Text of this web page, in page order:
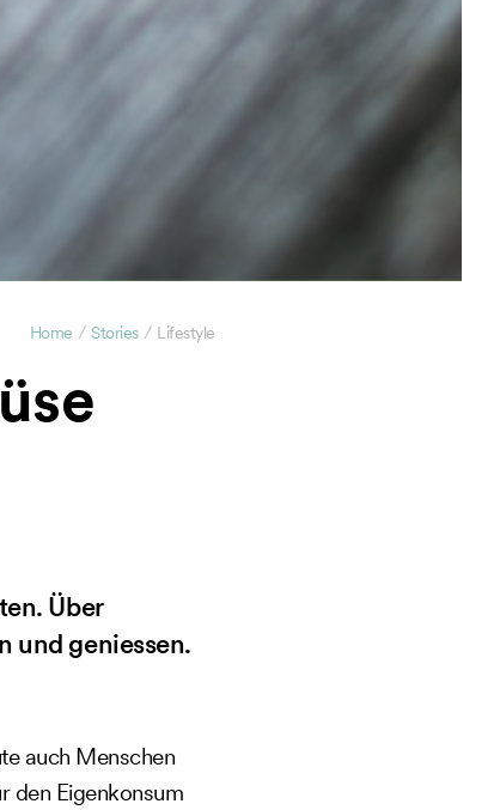
Home / Stories / Lifestyle
Über
und geniessen.
auch Menschen
den Eigenkonsum